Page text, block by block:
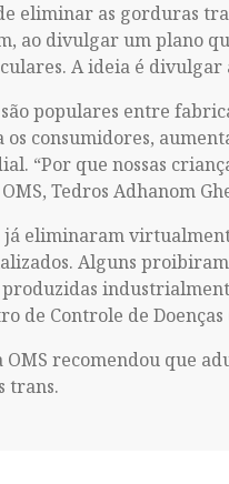
eliminar as gorduras
ao divulgar um plano
A ideia é
populares entre
os consumidores,
“Por que nossas
Tedros Adhanom
já eliminaram
Alguns
de Controle de Doenças
OMS recomendou que
trans.